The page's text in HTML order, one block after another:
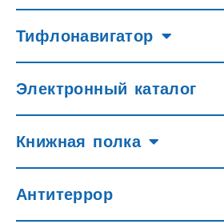
Тифлонавигатор
Электронный каталог
Книжная полка
Антитеррор